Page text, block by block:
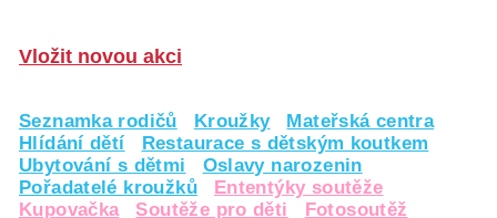
Vložit novou akci
Seznamka rodičů Kroužky
Mateřská centra
Hlídání dětí
Restaurace s dětským koutkem
Ubytování s dětmi
Oslavy narozenin
Pořadatelé kroužků
Ententýky soutěže
Kupovačka
Soutěže pro děti
Fotosoutěž